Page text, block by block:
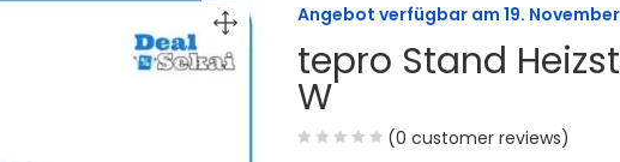
Angebot verfügbar am 19.
tepro Stand
W
(0 customer reviews)